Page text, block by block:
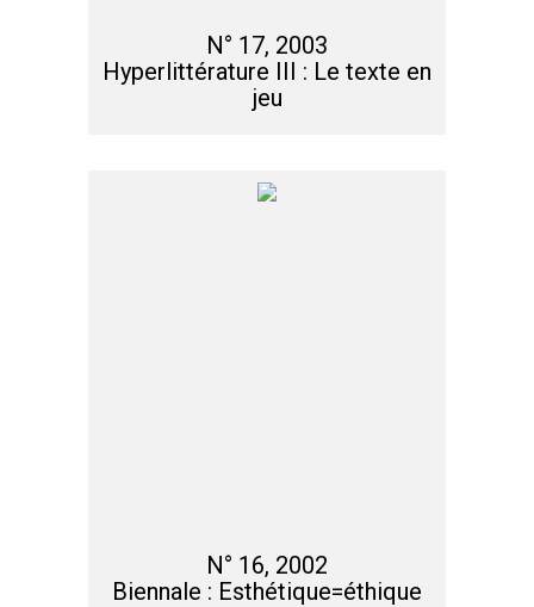
N° 17, 2003
Hyperlittérature III : Le texte en
jeu
N° 16, 2002
Biennale : Esthétique=éthique